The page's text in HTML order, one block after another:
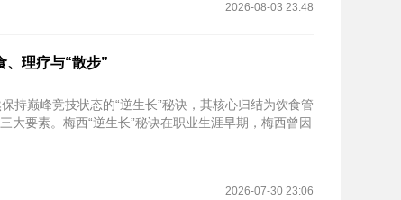
2026-08-03 23:48
、理疗与“散步”
持巅峰竞技状态的“逆生长”秘诀，其核心归结为饮食管
大要素。梅西“逆生长”秘诀在职业生涯早期，梅西曾因
2026-07-30 23:06